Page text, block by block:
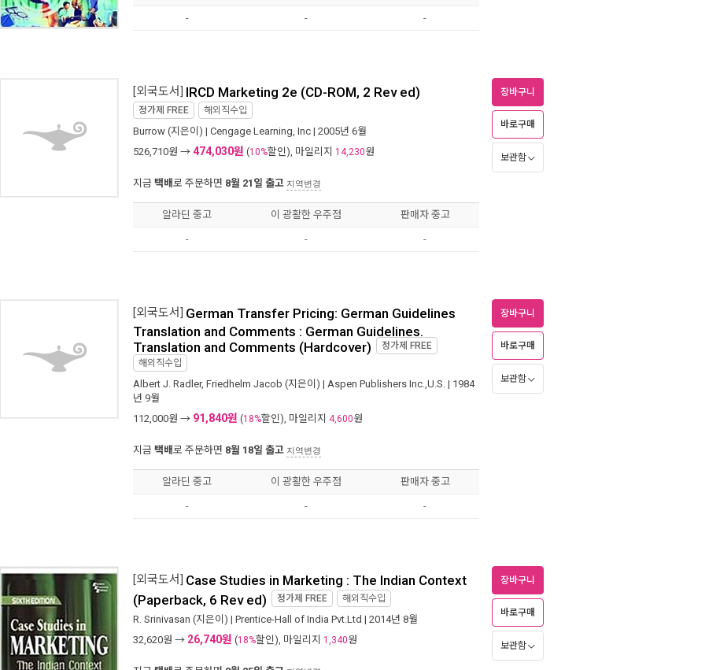
- - -
[외국도서] IRCD Marketing 2e (CD-ROM, 2 Rev ed)
정가제 FREE 해외직수입
Burrow (지은이) | Cengage Learning, Inc | 2005년 6월
526,710원 → 474,030원 (10%할인), 마일리지 14,230원
지금 택배로 주문하면 8월 21일 출고 지역변경
장바구니
바로구매
보관함
알라딘 중고 이 광활한 우주점 판매자 중고
- - -
[외국도서] German Transfer Pricing: German Guidelines
Translation and Comments : German Guidelines.
Translation and Comments (Hardcover)
정가제
FREE
해외직수입
Albert J. Radler, Friedhelm Jacob (지은이) | Aspen Publishers Inc.,U.S. | 1984
년 9월
112,000원 → 91,840원 (18%할인), 마일리지 4,600원
지금 택배로 주문하면 8월 18일 출고 지역변경
장바구니
바로구매
보관함
알라딘 중고 이 광활한 우주점 판매자 중고
- - -
[외국도서] Case Studies in Marketing : The Indian Context
(Paperback, 6 Rev ed) 정가제 FREE 해외직수입
R. Srinivasan (지은이) | Prentice-Hall of India Pvt.Ltd | 2014년 8월
32,620원 → 26,740원 (18%할인), 마일리지 1,340원
장바구니
바로구매
보관함